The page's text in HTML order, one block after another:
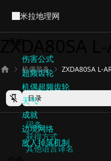
米拉地理网
ZXDA80SA
机偶装备 ZXDA80SA
目录
词条
获得方式
其他语言译名